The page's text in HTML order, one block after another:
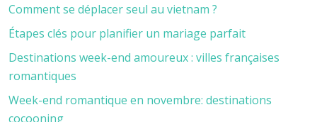
Comment se déplacer seul au vietnam ?
Étapes clés pour planifier un mariage parfait
Destinations week-end amoureux : villes françaises
romantiques
Week-end romantique en novembre: destinations
cocooning